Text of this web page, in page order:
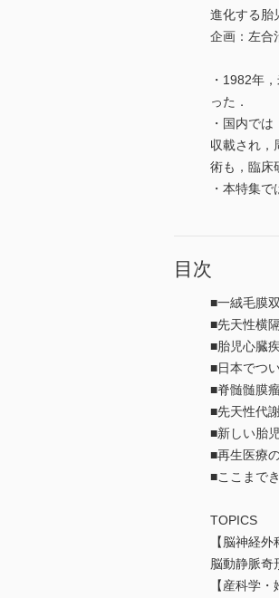
進化する
企画：左合
・1982年
った．
・国内で
収載され，
術も，臨床
・本特集
目次
■一絨毛膜
■先天性横
■胎児心臓
■日本でつ
■脊髄髄膜
■先天性代
■新しい胎
■再生医療
■ここまで
TOPICS
【脳神経外
脳動静脈奇
【産科学・